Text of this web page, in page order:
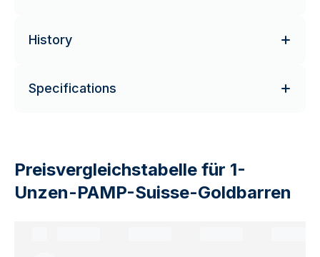
History
Specifications
Preisvergleichstabelle für 1-
Unzen-PAMP-Suisse-Goldbarren